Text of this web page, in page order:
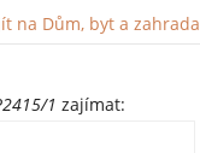
na Dům, byt a zahrada
1 zajímat: